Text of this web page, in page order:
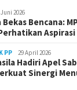
2026
Bencana:
Aspirasi
PP 29 April 2026
Hadiri Apel
Sinergi